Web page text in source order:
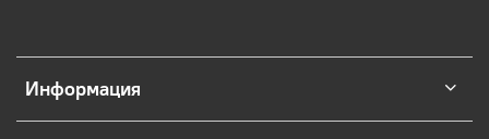
Информация